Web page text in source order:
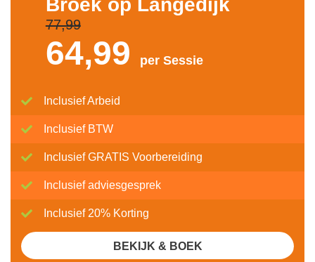
Broek op Langedijk
77,99
64,99 per Sessie
Inclusief Arbeid
Inclusief BTW
Inclusief GRATIS Voorbereiding
Inclusief adviesgesprek
Inclusief 20% Korting
BEKIJK & BOEK